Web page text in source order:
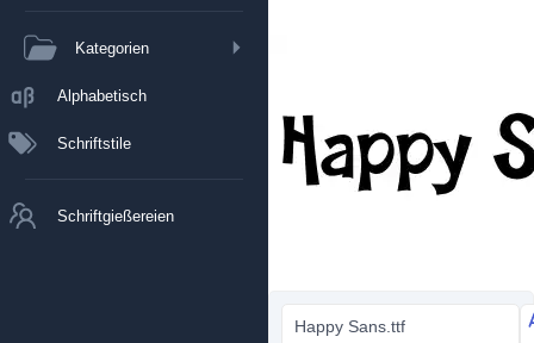
Kategorien
Alphabetisch
Schriftstile
Schriftgießereien
Happy Sans.ttf